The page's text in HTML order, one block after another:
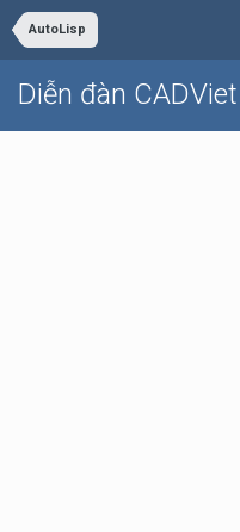
AutoLisp
Diễn đàn CADViet